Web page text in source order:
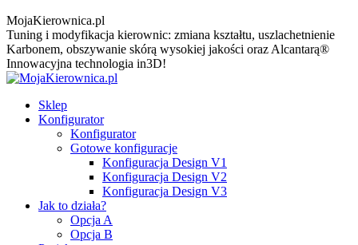
MojaKierownica.pl
Tuning i modyfikacja kierownic: zmiana kształtu, uszlachetnienie
Karbonem, obszywanie skórą wysokiej jakości oraz Alcantarą®
Innowacyjna technologia in3D!
Sklep
Konfigurator
Konfigurator
Gotowe konfiguracje
Konfiguracja Design V1
Konfiguracja Design V2
Konfiguracja Design V3
Jak to działa?
Opcja A
Opcja B